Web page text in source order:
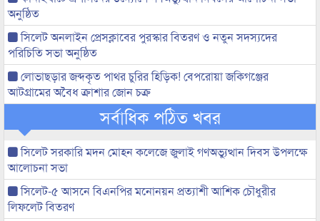
অনুষ্ঠিত
সিলেট অনলাইন প্রেসক্লাবের পুরস্কার বিতরণ ও নতুন সদস্যদের
পরিচিতি সভা অনুষ্ঠিত
লোভাছড়ার জব্দকৃত পাথর চুরির হিড়িক! বেপরোয়া জকিগঞ্জের
আটগ্রামের অবৈধ ক্রাশার জোন চক্র
সর্বাধিক পঠিত খবর
সিলেট সরকারি মদন মোহন কলেজে জুলাই গণঅভ্যুত্থান দিবস উপলক্ষে
আলোচনা সভা
সিলেট-৫ আসনে বিএনপির মনোনয়ন প্রত্যাশী আশিক চৌধুরীর
লিফলেট বিতরণ